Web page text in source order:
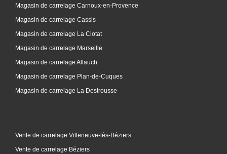
Magasin de carrelage Carnoux-en-Provence
Magasin de carrelage Cassis
Magasin de carrelage La Ciotat
Magasin de carrelage Marseille
Magasin de carrelage Allauch
Magasin de carrelage Plan-de-Cuques
Magasin de carrelage La Destrousse
Vente de carrelage Villeneuve-lès-Béziers
Vente de carrelage Béziers